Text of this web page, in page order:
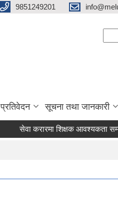
9851249201
प्रतिवेदन सूचना तथा जानकारी
सेवा करारमा शिक्षक आवश्‍यकता सम्बन्धी